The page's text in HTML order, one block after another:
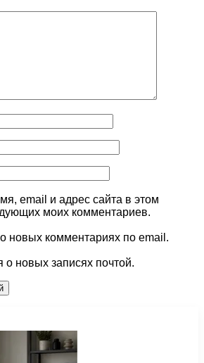
email и адрес сайта в этом
моих комментариев.
новых комментариях по email.
новых записях почтой.